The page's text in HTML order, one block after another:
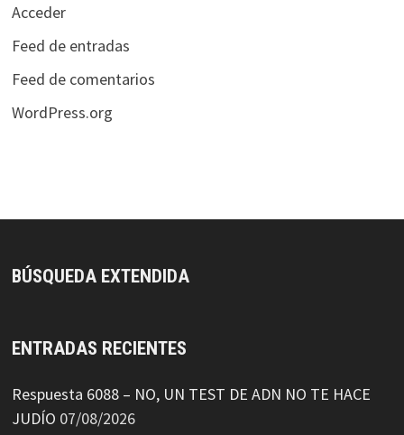
Acceder
Feed de entradas
Feed de comentarios
WordPress.org
BÚSQUEDA EXTENDIDA
ENTRADAS RECIENTES
Respuesta 6088 – NO, UN TEST DE ADN NO TE HACE
JUDÍO 07/08/2026